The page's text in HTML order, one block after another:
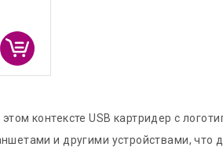
контексте USB картридер с
и другими устройствами, что